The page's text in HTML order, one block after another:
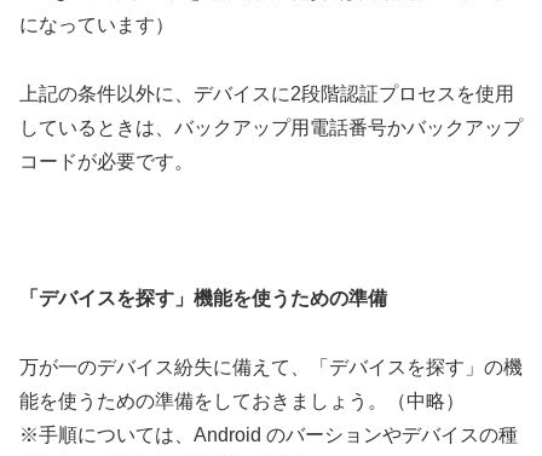
になっています）
上記の条件以外に、デバイスに2段階認証プロセスを使用
しているときは、バックアップ用電話番号かバックアップ
コードが必要です。
「デバイスを探す」機能を使うための準備
万が一のデバイス紛失に備えて、「デバイスを探す」の機
能を使うための準備をしておきましょう。（中略）
※手順については、Android のバーションやデバイスの種